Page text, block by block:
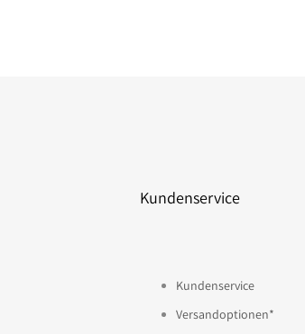
Kundenservice
Kundenservice
Versandoptionen*